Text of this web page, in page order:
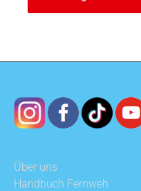
Über uns
Handbuch Fernweh